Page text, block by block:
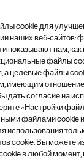
2026 Novartis
cookie для
наших веб-сайтов:
показывают нам,
файлы
а целевые файлы
имеющим
дать согласие на
«Настройки
файлами cookie
использования
cookie. Вы можете
в любой